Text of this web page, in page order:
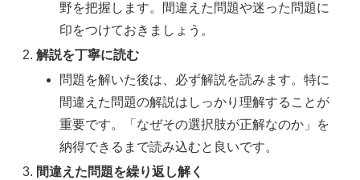
野を把握します。間違えた問題や迷った問題に
印をつけておきましょう。
解説を丁寧に読む
問題を解いた後は、必ず解説を読みます。特に
間違えた問題の解説はしっかり理解することが
重要です。「なぜその選択肢が正解なのか」を
納得できるまで読み込むと良いです。
間違えた問題を繰り返し解く